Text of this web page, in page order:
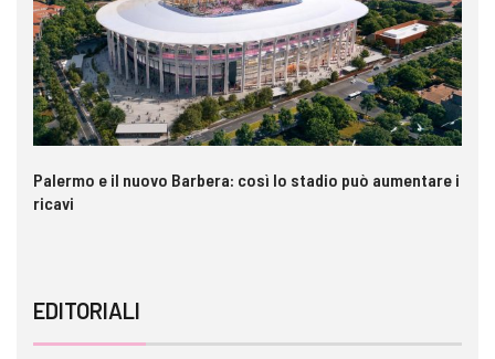
Palermo e il nuovo Barbera: così lo stadio può aumentare i
ricavi
EDITORIALI